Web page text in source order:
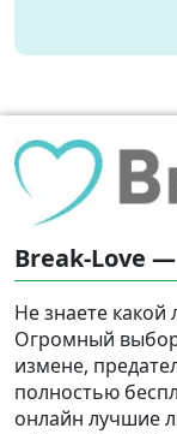
Break-Love
Не знаете
Огромный
измене,
полностью
онлайн лучшие